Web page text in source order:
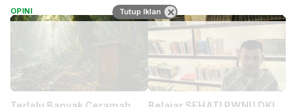
Santri (Bagian 1)
OPINI OPINI
Tutup Iklan